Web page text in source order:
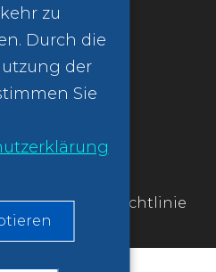
Datenschutzrichtlinie
zu
Durch die
der
Sie